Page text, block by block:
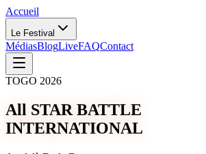
Accueil
Le Festival
MédiasBlogLiveFAQContact
TOGO 2026
All STAR BATTLE
INTERNATIONAL